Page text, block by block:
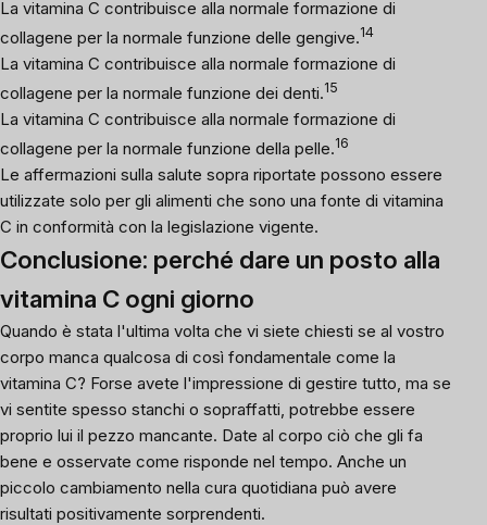
La vitamina C contribuisce alla normale formazione di
collagene per la normale funzione delle gengive.14
La vitamina C contribuisce alla normale formazione di
collagene per la normale funzione dei denti.15
La vitamina C contribuisce alla normale formazione di
collagene per la normale funzione della pelle.16
Le affermazioni sulla salute sopra riportate possono essere
utilizzate solo per gli alimenti che sono una fonte di vitamina
C in conformità con la legislazione vigente.
Conclusione: perché dare un posto alla
vitamina C ogni giorno
Quando è stata l'ultima volta che vi siete chiesti se al vostro
corpo manca qualcosa di così fondamentale come la
vitamina C? Forse avete l'impressione di gestire tutto, ma se
vi sentite spesso stanchi o sopraffatti, potrebbe essere
proprio lui il pezzo mancante. Date al corpo ciò che gli fa
bene e osservate come risponde nel tempo. Anche un
piccolo cambiamento nella cura quotidiana può avere
risultati positivamente sorprendenti.